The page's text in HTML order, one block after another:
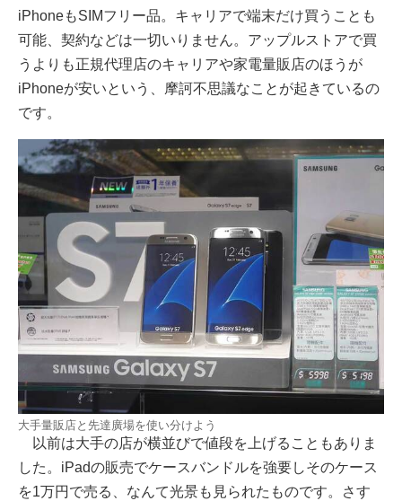
iPhoneもSIMフリー品。キャリアで端末だけ買うことも
可能、契約などは一切いりません。アップルストアで買
うよりも正規代理店のキャリアや家電量販店のほうが
iPhoneが安いという、摩訶不思議なことが起きているの
です。
大手量販店と先達廣場を使い分けよう
以前は大手の店が横並びで値段を上げることもありま
した。iPadの販売でケースバンドルを強要しそのケース
を1万円で売る、なんて光景も見られたものです。さす